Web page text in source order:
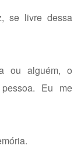
se livre dessa
ou alguém, o
Eu me